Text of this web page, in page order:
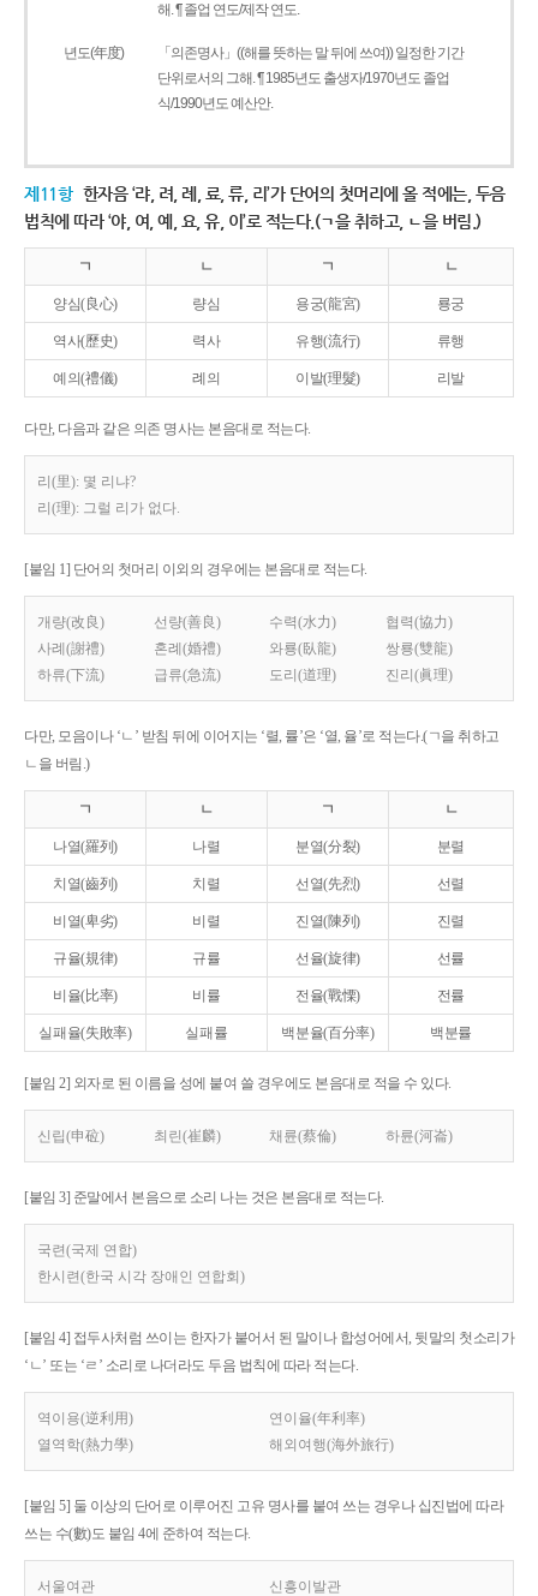
해. ¶ 졸업 연도/제작 연도.
년도(年度)
「의존명사」((해를 뜻하는 말 뒤에 쓰여)) 일정한 기간
단위로서의 그해. ¶ 1985년도 출생자/1970년도 졸업
식/1990년도 예산안.
제11항 한자음 ‘랴, 려, 례, 료, 류, 리’가 단어의 첫머리에 올 적에는, 두음
법칙에 따라 ‘야, 여, 예, 요, 유, 이’로 적는다.(ㄱ을 취하고, ㄴ을 버림.)
ㄱ ㄴ ㄱ ㄴ
양심(良心) 량심 용궁(龍宮) 룡궁
역사(歷史) 력사 유행(流行) 류행
예의(禮儀) 례의 이발(理髮) 리발
다만, 다음과 같은 의존 명사는 본음대로 적는다.
리(里): 몇 리냐?
리(理): 그럴 리가 없다.
[붙임 1] 단어의 첫머리 이외의 경우에는 본음대로 적는다.
개량(改良) 선량(善良) 수력(水力)
협력(協力)
사례(謝禮)
혼례(婚禮) 와룡(臥龍)
쌍룡(雙龍)
하류(下流)
급류(急流) 도리(道理) 진리(眞理)
다만, 모음이나 ‘ㄴ’ 받침 뒤에 이어지는 ‘렬, 률’은 ‘열, 율’로 적는다.(ㄱ을 취하고
ㄴ을 버림.)
ㄱ ㄴ ㄱ ㄴ
나열(羅列) 나렬 분열(分裂) 분렬
치열(齒列) 치렬 선열(先烈) 선렬
비열(卑劣) 비렬 진열(陳列) 진렬
규율(規律) 규률 선율(旋律) 선률
비율(比率) 비률 전율(戰慄) 전률
실패율(失敗率) 실패률 백분율(百分率) 백분률
[붙임 2] 외자로 된 이름을 성에 붙여 쓸 경우에도 본음대로 적을 수 있다.
신립(申砬) 최린(崔麟) 채륜(蔡倫) 하륜(河崙)
[붙임 3] 준말에서 본음으로 소리 나는 것은 본음대로 적는다.
국련(국제 연합)
한시련(한국 시각 장애인 연합회)
[붙임 4] 접두사처럼 쓰이는 한자가 붙어서 된 말이나 합성어에서, 뒷말의 첫소리가
‘ㄴ’ 또는 ‘ㄹ’ 소리로 나더라도 두음 법칙에 따라 적는다.
역이용(逆利用)
연이율(年利率)
열역학(熱力學)
해외여행(海外旅行)
[붙임 5] 둘 이상의 단어로 이루어진 고유 명사를 붙여 쓰는 경우나 십진법에 따라
쓰는 수(數)도 붙임 4에 준하여 적는다.
서울여관 신흥이발관